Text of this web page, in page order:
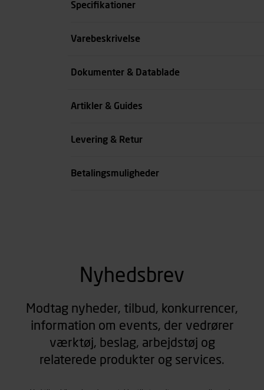
Specifikationer
Størrelse
Varebeskrivelse
Dokumenter & Datablade
Artikler & Guides
Levering & Retur
Betalingsmuligheder
Nyhedsbrev
Modtag nyheder, tilbud, konkurrencer,
information om events, der vedrører
værktøj, beslag, arbejdstøj og
relaterede produkter og services.